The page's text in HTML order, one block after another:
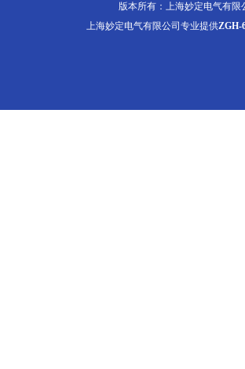
版本所有：上海妙定电气有
上海妙定电气有限公司专业提供ZGH-